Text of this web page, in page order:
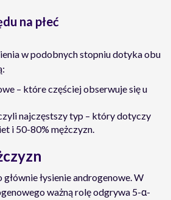
na płeć
w podobnych stopniu dotyka obu
– które częściej obserwuje się u
najczęstszy typ – który dotyczy
i 50-80% mężczyzn.
głównie łysienie androgenowe. W
ważną rolę odgrywa 5-α-